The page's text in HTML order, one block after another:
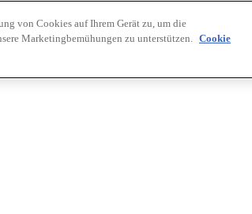
von Cookies auf Ihrem Gerät zu, um die
Marketingbemühungen zu unterstützen. Cookie